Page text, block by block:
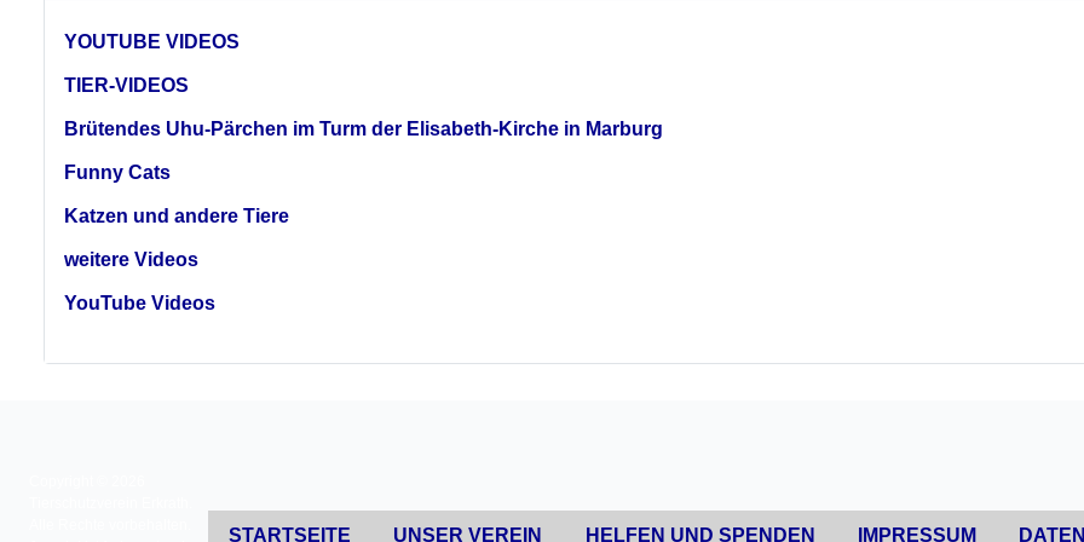
YOUTUBE VIDEOS
TIER-VIDEOS
Brütendes Uhu-Pärchen im Turm der Elisabeth-Kirche in Marburg
Funny Cats
Katzen und andere Tiere
weitere Videos
YouTube Videos
STARTSEITE UNSER VEREIN HELFEN UND SPENDEN IMPRESSUM